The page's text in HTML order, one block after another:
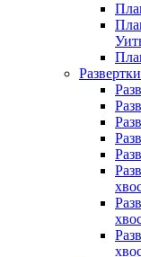
Развертки